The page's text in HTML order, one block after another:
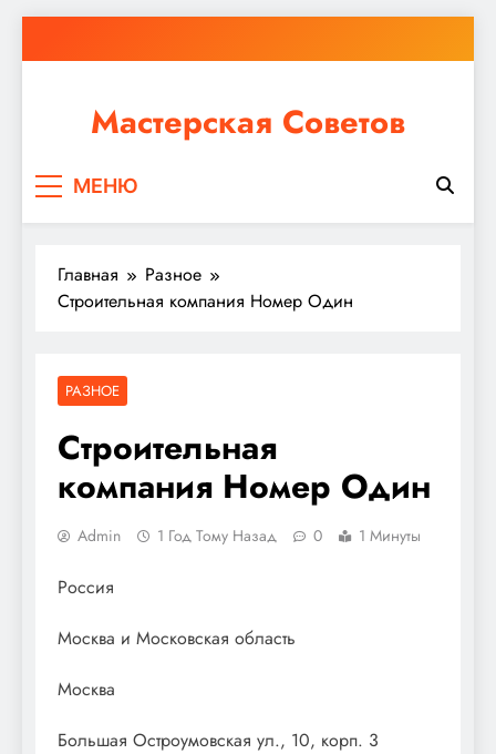
к
Мастерская Советов
ремонт или крупное строительство, в Мастерской
МЕНЮ
Главная
Разное
Строительная компания Номер Один
РАЗНОЕ
Строительная
компания Номер Один
Admin 1 Год Тому Назад 0 1 Минуты
Россия
Москва и Московская область
Москва
Большая Остроумовская ул., 10, корп. 3